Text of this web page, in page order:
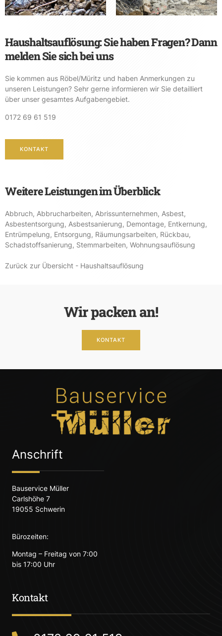
Haushaltsauflösung: Sie haben Fragen? Dann
melden Sie sich bei uns
Sie kommen aus Röbel/Müritz und haben Anmerkungen zu
unseren Leistungen? Sehr gerne informieren wir Sie detailliert
über unser gesamtes Aufgabengebiet.
0172 69 61 519
KONTAKT
Weitere Leistungen im Überblick
Abbruch, Abbrucharbeiten, Abrissunternehmen, Asbest,
Asbestentsorgung, Asbestsanierung, Demontage, Entkernung,
Entrümpelung, Entsorgung, Räumungsarbeiten, Rückbau,
Schadstoffsanierung, Stemmarbeiten, Wohnungsauflösung
Zurück zur Übersicht - Haushaltsauflösung
Wir packen an!
KONTAKT
Anschrift
Bauservice Müller
Carlshöhe 7
19055 Schwerin
Bürozeiten:
Montag – Freitag von 7:00
bis 17:00 Uhr
Kontakt